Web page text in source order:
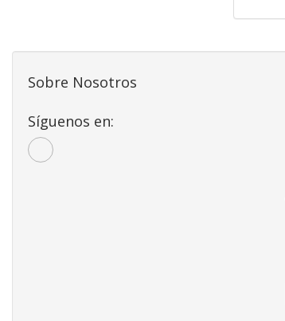
Sobre Nosotros
Síguenos en: